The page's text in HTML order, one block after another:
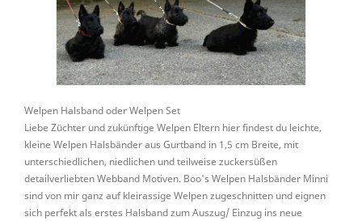
Welpen Halsband oder Welpen Set
Liebe Züchter und zukünftige Welpen Eltern hier findest du leichte,
kleine Welpen Halsbänder aus Gurtband in 1,5 cm Breite, mit
unterschiedlichen, niedlichen und teilweise zuckersüßen
detailverliebten Webband Motiven. Boo's Welpen Halsbänder Minni
sind von mir ganz auf kleirassige Welpen zugeschnitten und eignen
sich perfekt als erstes Halsband zum Auszug/ Einzug ins neue